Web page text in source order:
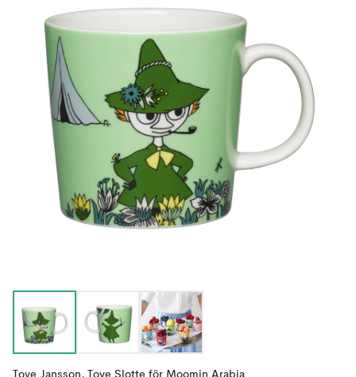
Tove Jansson, Tove Slotte för Moomin Arabia